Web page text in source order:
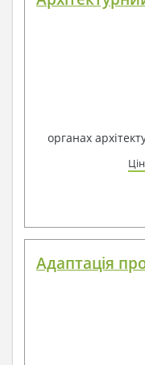
органах
Адаптація